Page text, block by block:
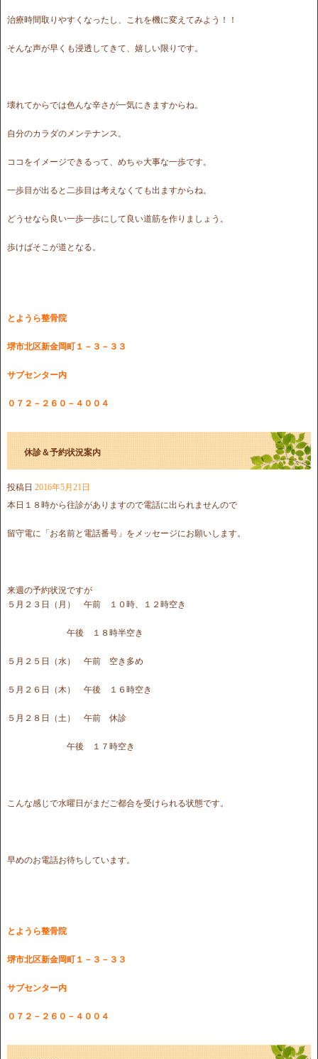
治療時間取りやすくなったし、これを機に変えてみよう！！
そんな声が早くも浸透してきて、嬉しい限りです。
壊れてからでは色んな辛さが一気にきますからね。
自分のカラダのメンテナンス。
ココをイメージできるって、めちゃ大事な一歩です。
一歩目が出ると二歩目は考えなくても出ますからね。
どうせなら良い一歩一歩にして良い道筋を作りましょう。
歩けばそこが道となる。
とようら整骨院
堺市北区新金岡町１－３－３３
サブセンター内
０７２－２６０－４００４
休診＆予約状況案内
投稿日 2016年5月21日
本日１８時から往診がありますので電話に出られませんので
留守電に「お名前と電話番号」をメッセージにお願いします。
来週の予約状況ですが
５月２３日（月） 午前 １０時、１２時空き
午後 １８時半空き
５月２５日（水） 午前 空き多め
５月２６日（木） 午後 １６時空き
５月２８日（土） 午前 休診
午後 １７時空き
こんな感じで水曜日がまだご都合を受けられる状態です。
早めのお電話お待ちしています。
とようら整骨院
堺市北区新金岡町１－３－３３
サブセンター内
０７２－２６０－４００４